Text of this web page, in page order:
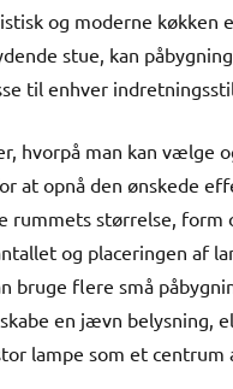
og moderne køkken
stue, kan
til enhver indretningsstil.
hvorpå man kan vælge
at opnå den ønskede
rummets størrelse, form
og placeringen af
bruge flere små
en jævn belysning,
lampe som et centrum